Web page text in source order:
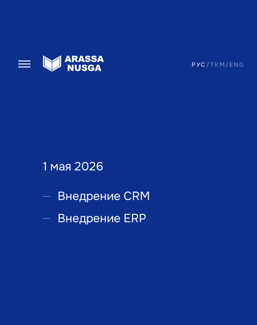
РУС /TKM/ ENG
1 мая 2026
Внедрение CRM
Внедрение ERP